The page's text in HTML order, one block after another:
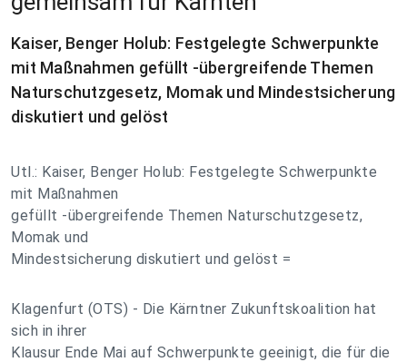
Kaiser, Benger Holub: Festgelegte Schwerpunkte
mit Maßnahmen gefüllt -übergreifende Themen
Naturschutzgesetz, Momak und Mindestsicherung
diskutiert und gelöst
Utl.: Kaiser, Benger Holub: Festgelegte Schwerpunkte
mit Maßnahmen
gefüllt -übergreifende Themen Naturschutzgesetz,
Momak und
Mindestsicherung diskutiert und gelöst =
Klagenfurt (OTS) - Die Kärntner Zukunftskoalition hat
sich in ihrer
Klausur Ende Mai auf Schwerpunkte geeinigt, die für die